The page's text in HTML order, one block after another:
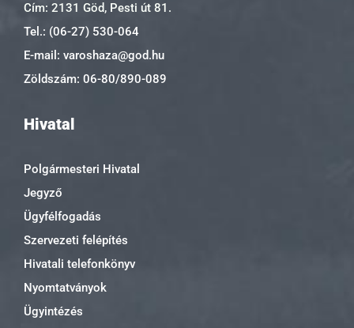
Cím: 2131 Göd, Pesti út 81.
Tel.: (06-27) 530-064
E-mail: varoshaza@god.hu
Zöldszám: 06-80/890-089
Hivatal
Polgármesteri Hivatal
Jegyző
Ügyfélfogadás
Szervezeti felépítés
Hivatali telefonkönyv
Nyomtatványok
Ügyintézés